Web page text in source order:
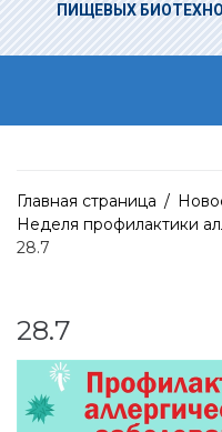
ПИЩЕВЫХ
Главная страница /
Неделя профилактики
28.7
28.7